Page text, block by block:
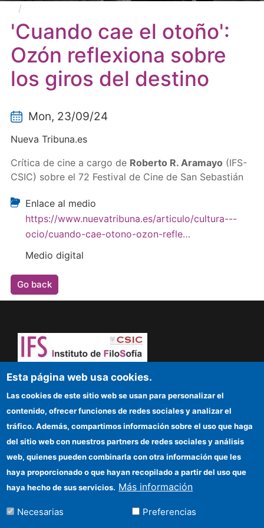
giros del destino
'Cuando cae el otoño':
Ozón reflexiona sobre
los giros del destino
Mon, 23/09/24
Nueva Tribuna.es
Crítica de cine a cargo de Roberto R. Aramayo (IFS-
CSIC) sobre el 72 Festival de Cine de San Sebastián
Enlace al medio
https://www.nuevatribuna.es/articulo/cultura---
ocio/cuando-cae-otono-ozon-refle…
Medio digital
Go back
Dare to think! Sapere aude!
IFS
Funding entities
Location
Información para proveedores
Esta página web usa cookies.
Las cookies de este sitio web se usan para personalizar el
contenido, ofrecer funciones de redes sociales y analizar el
tráfico. Además, compartimos información sobre el uso que haga
del sitio web con nuestros partners de redes sociales y análisis
web, quienes pueden combinarla con otra información que les
haya proporcionado o que hayan recopilado a partir del uso que
haya hecho de sus servicios. Más información
Necesarias Preferencias